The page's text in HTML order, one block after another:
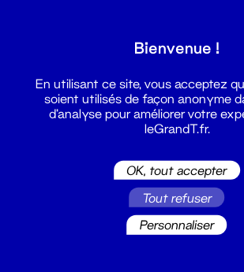
Bienvenue !
En utilisant ce site, vous acceptez
soient utilisés de façon anonyme
d'analyse pour améliorer votre
leGrandT.fr.
OK, tout accepter
Tout refuser
Personnaliser